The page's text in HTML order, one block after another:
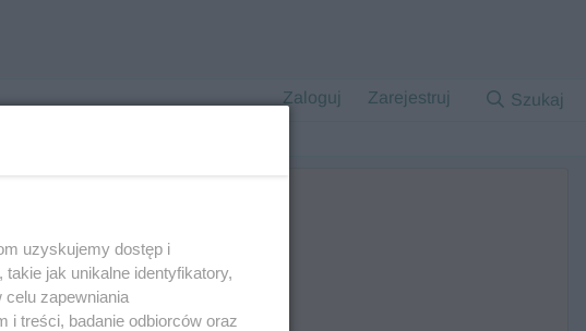
Zaloguj Zarejestruj Szukaj
uzyskujemy dostęp i
jak unikalne identyfikatory,
celu zapewniania
i treści, badanie odbiorców oraz